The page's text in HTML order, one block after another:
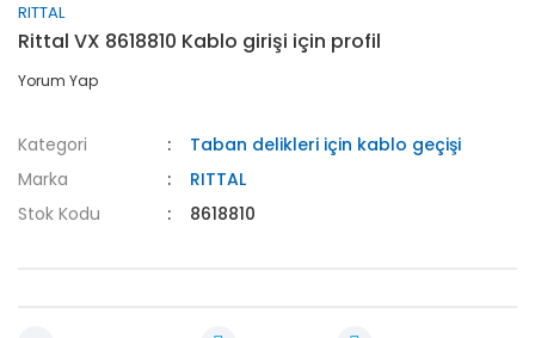
RITTAL
Rittal VX 8618810 Kablo girişi için profil
Yorum Yap
Kategori
Taban delikleri için kablo geçişi
Marka
RITTAL
Stok Kodu
8618810